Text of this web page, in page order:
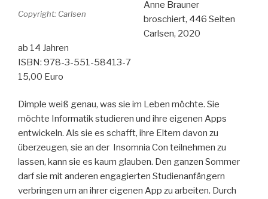
Copyright: Carlsen
Anne Brauner
broschiert, 446 Seiten
Carlsen, 2020
ab 14 Jahren
ISBN: 978-3-551-58413-7
15,00 Euro
Dimple weiß genau, was sie im Leben möchte. Sie
möchte Informatik studieren und ihre eigenen Apps
entwickeln. Als sie es schafft, ihre Eltern davon zu
überzeugen, sie an der Insomnia Con teilnehmen zu
lassen, kann sie es kaum glauben. Den ganzen Sommer
darf sie mit anderen engagierten Studienanfängern
verbringen um an ihrer eigenen App zu arbeiten. Durch